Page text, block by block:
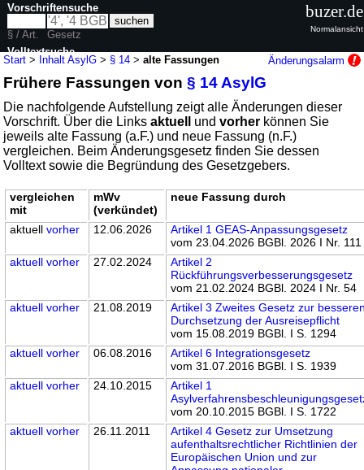
Start > Inhalt AsylG > § 14 >alte Fassungen Änderungsalarm
Frühere Fassungen von§ 14 AsylG
Die nachfolgende Aufstellung zeigt alle Änderungen dieser
Vorschrift. Über die Linksaktuell undvorher können Sie
jeweils alte Fassung (a.F.) und neue Fassung (n.F.)
vergleichen. Beim Änderungsgesetz finden Sie dessen
Volltext sowie die Begründung des Gesetzgebers.
vergleichen
mit
mWv
(verkündet)
neue Fassung durch
aktuellvorher 12.06.2026
Artikel 1 GEAS-Anpassungsgesetz
vom 23.04.2026 BGBl. 2026 I Nr. 111
aktuell vorher 27.02.2024
Artikel 2
Rückführungsverbesserungsgesetz
vom 21.02.2024 BGBl. 2024 I Nr. 54
aktuell vorher 21.08.2019
Artikel 3 Zweites Gesetz zur
Durchsetzung der Ausreisepflicht
vom 15.08.2019 BGBl. I S. 1294
aktuell vorher 06.08.2016
Artikel 6 Integrationsgesetz
vom 31.07.2016 BGBl. I S. 1939
aktuell vorher 24.10.2015
Artikel 1
vom 20.10.2015 BGBl. I S. 1722
aktuell vorher 26.11.2011
Artikel 4 Gesetz zur Umsetzung
aufenthaltsrechtlicher Richtlinien der
Europäischen Union und zur
Vorschriftensuche
§ / Art.
Gesetz
Volltextsuche
nur in AsylG
buzer.de
Normalansicht